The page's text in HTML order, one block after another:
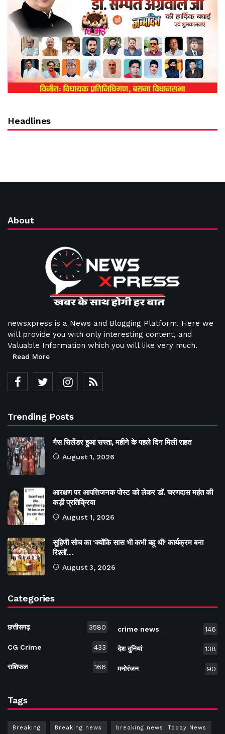
Headlines
About
newsxpress is a News and Blogging Platform. Here we
will provide you with only interesting content, and
Valuable Information which you will like very much.
Read More
Trending Posts
गैस सिलेंडर हुआ सस्ता, महीने के पहले दिन मिली राहत
August 1, 2026
आरक्षण पर आपत्तिजनक पोस्ट को लेकर डॉ. चरणदास महंत की
कड़ी प्रतिक्रिया
August 1, 2026
सुहिणी सोच का ‘क्योंकि सास भी कभी बहू थी’ कार्यक्रम बना
रिश्तों…
August 3, 2026
Categories
छत्तीसगढ़ 3580
CG Crime 433
राशिफल 166
crime news 146
देश दुनियां 138
मनोरंजन 90
Tags
Breaking Breaking news breaking news: Today News